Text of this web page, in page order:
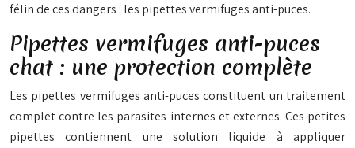
félin de ces dangers : les pipettes vermifuges anti-puces.
Pipettes vermifuges anti-puces
chat : une protection complète
Les pipettes vermifuges anti-puces constituent un traitement
complet contre les parasites internes et externes. Ces petites
pipettes contiennent une solution liquide à appliquer